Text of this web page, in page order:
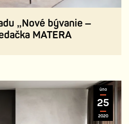
„Nové bývanie –
MATERA
úno
25
2020